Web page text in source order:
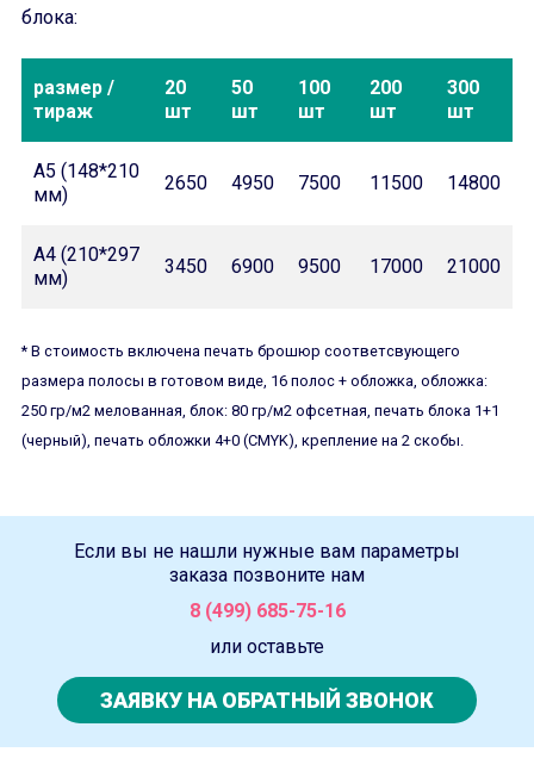
блока:
размер /
тираж
20
шт
50
шт
100
шт
200
шт
300
шт
А5 (148*210
мм)
2650 4950 7500 11500 14800
А4 (210*297
мм)
3450 6900 9500 17000 21000
* В стоимость включена печать брошюр соответсвующего
размера полосы в готовом виде, 16 полос + обложка, обложка:
250 гр/м2 мелованная, блок: 80 гр/м2 офсетная, печать блока 1+1
(черный), печать обложки 4+0 (CMYK), крепление на 2 скобы.
Если вы не нашли нужные вам параметры
заказа позвоните нам
8 (499) 685-75-16
или оставьте
ЗАЯВКУ НА ОБРАТНЫЙ ЗВОНОК